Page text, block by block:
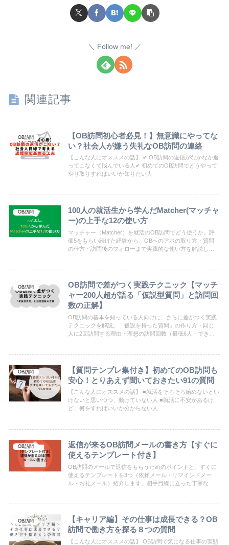
Follow me!
関連記事
OB訪問
【OB訪問初心者必見！】無意識にやってな
い？社会人が嫌う失礼なOB訪問の連絡
【こんな人にオススメの話】 ✔ OB訪問の返信がなかなか返
ってこなくて悩んでいる人✔ 初めてのOB訪問でどうやって
やり取りすればいいか知りたい人
OB訪問
100人の就活生から学んだMatcher(マッチャ
ー)の上手な12の使い方
マッチャー（Matcher）を就活のOB訪問でどう使うか。評
価5をもらい続けた経験から、OBへのアポの取り方・質問
の仕方・訪問後のフォローまで実践的な使い方を解説しま
OB訪問
OB訪問で差がつく実践テクニック【マッチ
ャー200人超が語る「仮説型質問」と訪問回
数の正解】
OB訪問の基本を知っている人向けに、さらに差がつく実践
テクニックを解説。「仮説を持った質問」の作り方・同じ
人に2回訪問する理由・理想の訪問回数（最低6人・できれ
OB訪問
【質問テンプレ集付き】初めてのOB訪問も
安心！とりあえず聞いておきたい91の質問
【こんな人にオススメの話】 ■就活をそろそろ始めないとい
けないと思いつつ、動けていない人 ■就活に不安があるけ
ど、何をすればいいか分からない人
OB訪問
返信が来るOB訪問メールの書き方【すぐに
使えるテンプレート付き】
OB訪問のメールで返信をもらうためのポイントと、すぐに
使えるテンプレートを3つ（依頼メール・リマインドメー
ル・お礼メール）紹介します。相手目線に立った丁寧なメ
OB訪問
【キャリア編】その仕事は成長できる？OB
訪問で働き方を探る８つの質問
【こんな人にオススメの話】 OB訪問で気になる仕事の実態